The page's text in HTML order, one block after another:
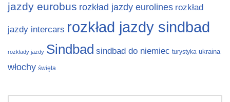
jazdy eurobus rozkład jazdy eurolines rozkład
jazdy intercars rozkład jazdy sindbad
rozkłady jazdy Sindbad sindbad do niemiec turystyka ukraina
włochy święta